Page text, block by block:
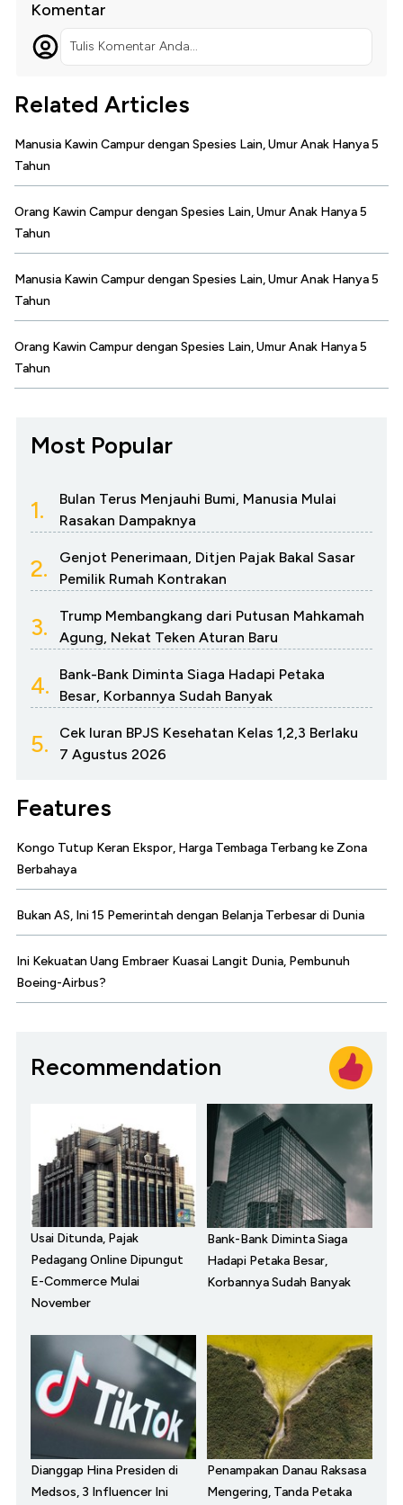
Komentar
Tulis Komentar Anda...
Related Articles
Manusia Kawin Campur dengan Spesies Lain, Umur Anak Hanya 5
Tahun
Orang Kawin Campur dengan Spesies Lain, Umur Anak Hanya 5
Tahun
Manusia Kawin Campur dengan Spesies Lain, Umur Anak Hanya 5
Tahun
Orang Kawin Campur dengan Spesies Lain, Umur Anak Hanya 5
Tahun
Most Popular
1.
Bulan Terus Menjauhi Bumi, Manusia Mulai
Rasakan Dampaknya
2.
Genjot Penerimaan, Ditjen Pajak Bakal Sasar
Pemilik Rumah Kontrakan
3.
Trump Membangkang dari Putusan Mahkamah
Agung, Nekat Teken Aturan Baru
4.
Bank-Bank Diminta Siaga Hadapi Petaka
Besar, Korbannya Sudah Banyak
5.
Cek Iuran BPJS Kesehatan Kelas 1,2,3 Berlaku
7 Agustus 2026
Features
Kongo Tutup Keran Ekspor, Harga Tembaga Terbang ke Zona
Berbahaya
Bukan AS, Ini 15 Pemerintah dengan Belanja Terbesar di Dunia
Ini Kekuatan Uang Embraer Kuasai Langit Dunia, Pembunuh
Boeing-Airbus?
Recommendation
Usai Ditunda, Pajak
Pedagang Online Dipungut
E-Commerce Mulai
November
Bank-Bank Diminta Siaga
Hadapi Petaka Besar,
Korbannya Sudah Banyak
Dianggap Hina Presiden di
Medsos, 3 Influencer Ini
Penampakan Danau Raksasa
Mengering, Tanda Petaka